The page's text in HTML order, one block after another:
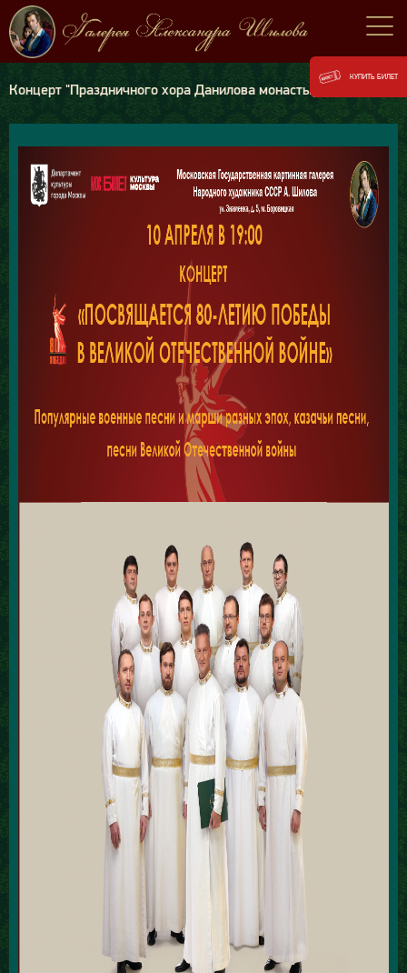
Концерт "Праздничного хора Данилова монастыря"
КУПИТЬ БИЛЕТ